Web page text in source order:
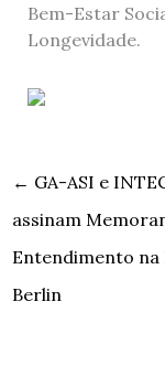
Bem-Estar
Longevidade.
← GA-ASI e
assinam
Entendimento na
Berlin